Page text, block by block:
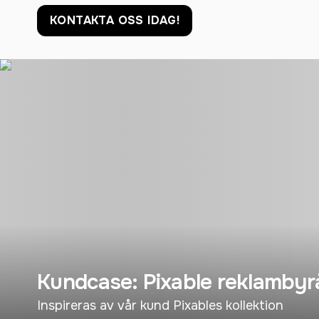
KONTAKTA OSS IDAG!
Kundcase: Pixable
Inspireras av vår kund Pixables kollektion